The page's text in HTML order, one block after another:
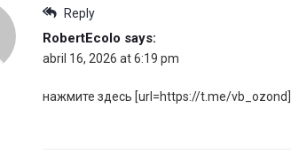
Reply
RobertEcolo says:
abril 16, 2026 at 6:19 pm
нажмите здесь [url=https://t.me/